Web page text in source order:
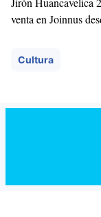
venta en Joinnus
Cultura